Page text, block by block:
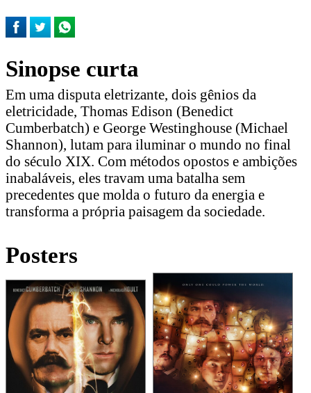
Sinopse curta
Em uma disputa eletrizante, dois gênios da
eletricidade, Thomas Edison (Benedict
Cumberbatch) e George Westinghouse (Michael
Shannon), lutam para iluminar o mundo no final
do século XIX. Com métodos opostos e ambições
inabaláveis, eles travam uma batalha sem
precedentes que molda o futuro da energia e
transforma a própria paisagem da sociedade.
Posters